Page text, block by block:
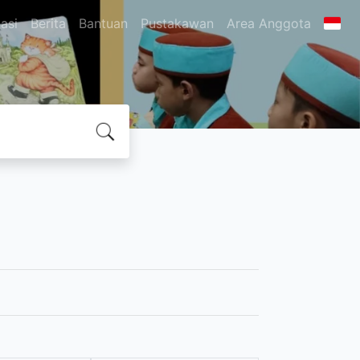
Berita Bantuan Pustakawan Area Anggota